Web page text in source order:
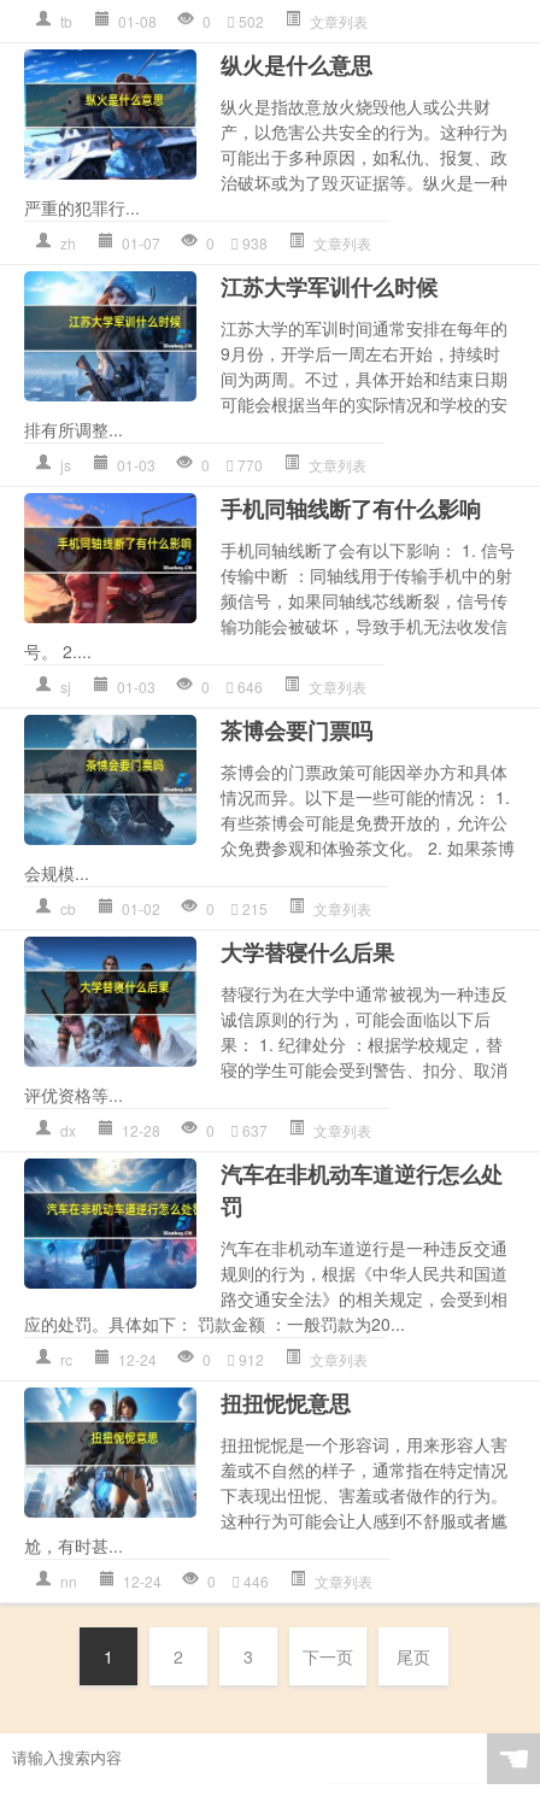
tb 01-08 0 502 文章列表
纵火是什么意思
纵火是指故意放火烧毁他人或公共财
产，以危害公共安全的行为。这种行为
可能出于多种原因，如私仇、报复、政
治破坏或为了毁灭证据等。纵火是一种
严重的犯罪行...
zh 01-07 0 938 文章列表
江苏大学军训什么时候
江苏大学的军训时间通常安排在每年的
9月份，开学后一周左右开始，持续时
间为两周。不过，具体开始和结束日期
可能会根据当年的实际情况和学校的安
排有所调整...
js 01-03 0 770 文章列表
手机同轴线断了有什么影响
手机同轴线断了会有以下影响： 1. 信号
传输中断 ：同轴线用于传输手机中的射
频信号，如果同轴线芯线断裂，信号传
输功能会被破坏，导致手机无法收发信
号。 2....
sj 01-03 0 646 文章列表
茶博会要门票吗
茶博会的门票政策可能因举办方和具体
情况而异。以下是一些可能的情况： 1.
有些茶博会可能是免费开放的，允许公
众免费参观和体验茶文化。 2. 如果茶博
会规模...
cb 01-02 0 215 文章列表
大学替寝什么后果
替寝行为在大学中通常被视为一种违反
诚信原则的行为，可能会面临以下后
果： 1. 纪律处分 ：根据学校规定，替
寝的学生可能会受到警告、扣分、取消
评优资格等...
dx 12-28 0 637 文章列表
汽车在非机动车道逆行怎么处
罚
汽车在非机动车道逆行是一种违反交通
规则的行为，根据《中华人民共和国道
路交通安全法》的相关规定，会受到相
应的处罚。具体如下： 罚款金额 ：一般罚款为20...
rc 12-24 0 912 文章列表
扭扭怩怩意思
扭扭怩怩是一个形容词，用来形容人害
羞或不自然的样子，通常指在特定情况
下表现出忸怩、害羞或者做作的行为。
这种行为可能会让人感到不舒服或者尴
尬，有时甚...
nn 12-24 0 446 文章列表
1 2 3 下一页 尾页
☚